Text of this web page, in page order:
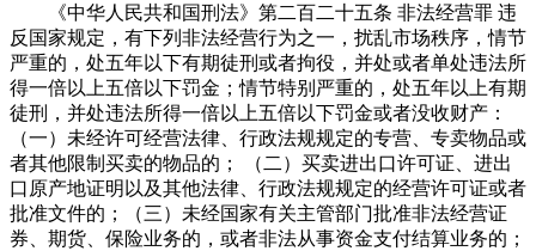
《中华人民共和国刑法》第二百二十五条 非法经营罪 违
反国家规定，有下列非法经营行为之一，扰乱市场秩序，情节
严重的，处五年以下有期徒刑或者拘役，并处或者单处违法所
得一倍以上五倍以下罚金；情节特别严重的，处五年以上有期
徒刑，并处违法所得一倍以上五倍以下罚金或者没收财产：
（一）未经许可经营法律、行政法规规定的专营、专卖物品或
者其他限制买卖的物品的； （二）买卖进出口许可证、进出
口原产地证明以及其他法律、行政法规规定的经营许可证或者
批准文件的；（三）未经国家有关主管部门批准非法经营证
券、期货、保险业务的，或者非法从事资金支付结算业务的；